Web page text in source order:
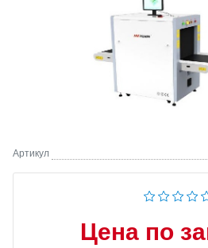
Артикул
Цена по